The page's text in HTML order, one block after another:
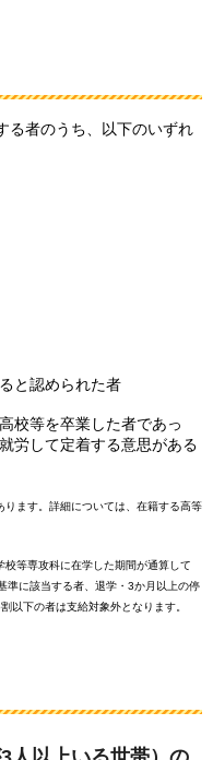
る者のうち、以下のいずれ
と認められた者
校等を卒業した者であっ
労して定着する意思がある
ります。詳細については、在籍する高等
等専攻科に在学した期間が通算して
準に該当する者、退学・3か月以上の停
以下の者は支給対象外となります。